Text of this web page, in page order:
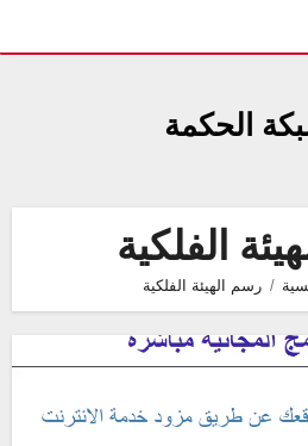
الحكمة
الفلكية
رسم الهيئة الفلكية